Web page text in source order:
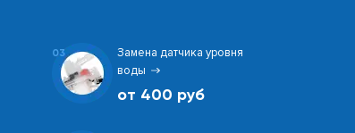
03
Замена датчика уровня
воды
от 400 руб